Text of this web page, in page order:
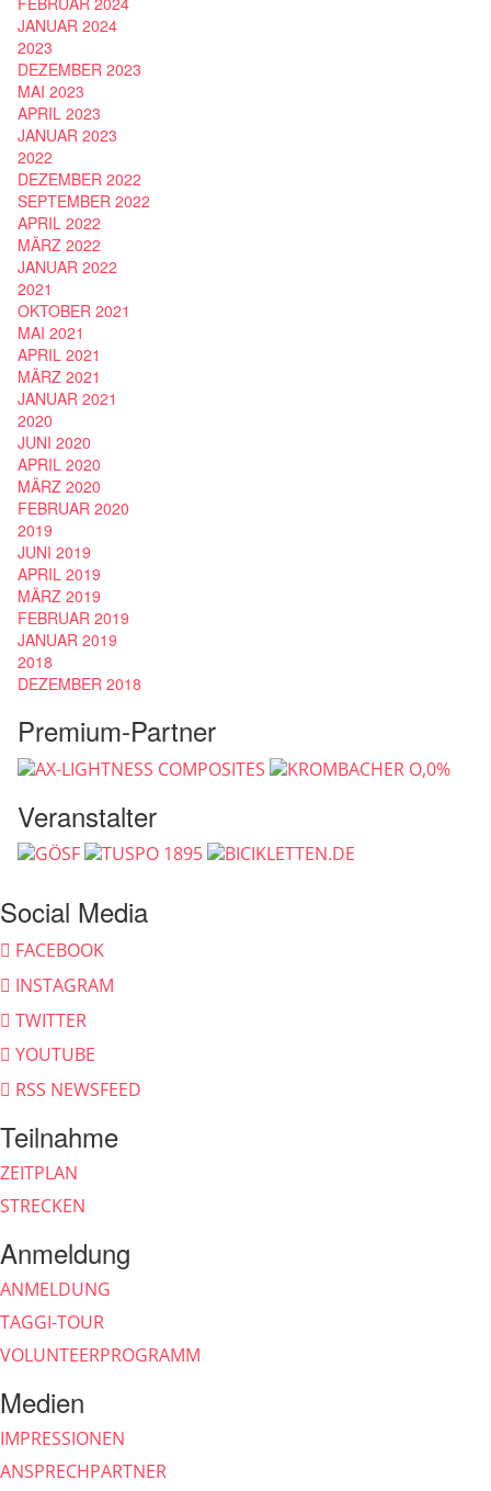
JANUAR 2024
2023
DEZEMBER 2023
MAI 2023
APRIL 2023
JANUAR 2023
2022
DEZEMBER 2022
SEPTEMBER 2022
APRIL 2022
MÄRZ 2022
JANUAR 2022
2021
OKTOBER 2021
MAI 2021
APRIL 2021
MÄRZ 2021
JANUAR 2021
2020
JUNI 2020
APRIL 2020
MÄRZ 2020
FEBRUAR 2020
2019
JUNI 2019
APRIL 2019
MÄRZ 2019
FEBRUAR 2019
JANUAR 2019
2018
DEZEMBER 2018
Premium-Partner
Veranstalter
Social Media
FACEBOOK
INSTAGRAM
TWITTER
YOUTUBE
RSS NEWSFEED
Teilnahme
ZEITPLAN
STRECKEN
Anmeldung
ANMELDUNG
TAGGI-TOUR
VOLUNTEERPROGRAMM
Medien
IMPRESSIONEN
ANSPRECHPARTNER